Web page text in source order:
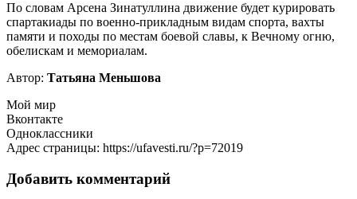
По словам Арсена Зинатуллина движение будет курировать
спартакиады по военно-прикладным видам спорта, вахты
памяти и походы по местам боевой славы, к Вечному огню,
обелискам и мемориалам.
Автор: Татьяна Меньшова
Мой мир
Вконтакте
Одноклассники
Адрес страницы: https://ufavesti.ru/?p=72019
Добавить комментарий